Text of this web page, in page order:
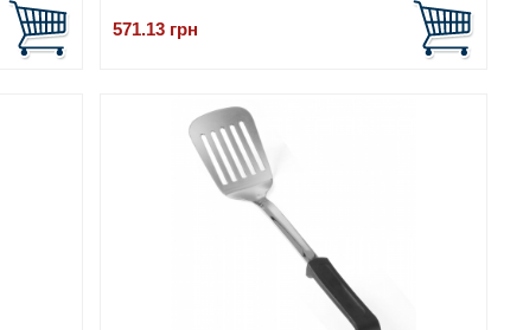
571.13 грн